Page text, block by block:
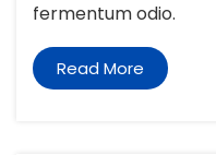
fermentum odio.
Read More